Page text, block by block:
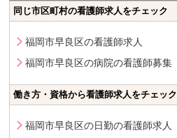
同じ市区町村の看護師求人をチェック
福岡市早良区の看護師求人
福岡市早良区の病院の看護師募集
働き方・資格から看護師求人をチェック
福岡市早良区の日勤の看護師求人